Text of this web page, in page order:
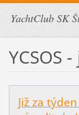
YachtClub SK
YCSOS
Již za